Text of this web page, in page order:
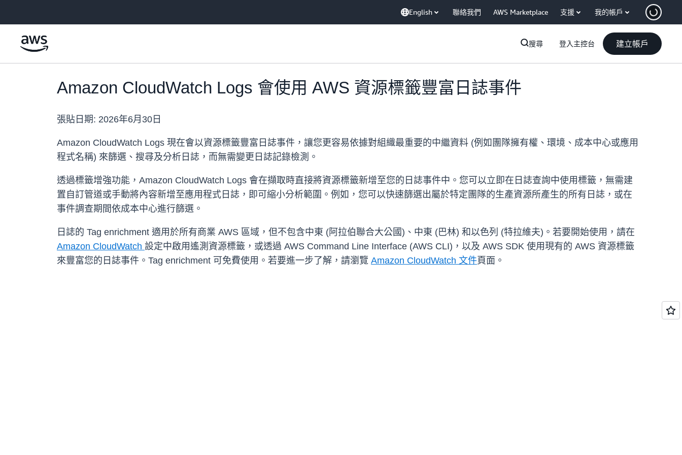
English 聯絡我們 AWS Marketplace 支援 我的帳戶
搜尋 登入主控台 建立帳戶
Amazon CloudWatch Logs 會使用 AWS 資源標籤豐富日誌事件
張貼日期: 2026年6月30日
Amazon CloudWatch Logs 現在會以資源標籤豐富日誌事件，讓您更容易依據對組織最重要的中繼資料 (例如團隊擁有權、環境、成本中心或應用
程式名稱) 來篩選、搜尋及分析日誌，而無需變更日誌記錄檢測。
透過標籤增強功能，Amazon CloudWatch Logs 會在擷取時直接將資源標籤新增至您的日誌事件中。您可以立即在日誌查詢中使用標籤，無需建
置自訂管道或手動將內容新增至應用程式日誌，即可縮小分析範圍。例如，您可以快速篩選出屬於特定團隊的生產資源所產生的所有日誌，或在
事件調查期間依成本中心進行篩選。
日誌的 Tag enrichment 適用於所有商業 AWS 區域，但不包含中東 (阿拉伯聯合大公國)、中東 (巴林) 和以色列 (特拉維夫)。若要開始使用，請在
Amazon CloudWatch 設定中啟用遙測資源標籤，或透過 AWS Command Line Interface (AWS CLI)，以及 AWS SDK 使用現有的 AWS 資源標籤
來豐富您的日誌事件。Tag enrichment 可免費使用。若要進一步了解，請瀏覽 Amazon CloudWatch 文件頁面。